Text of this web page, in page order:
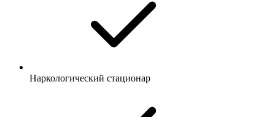
Наркологический стационар